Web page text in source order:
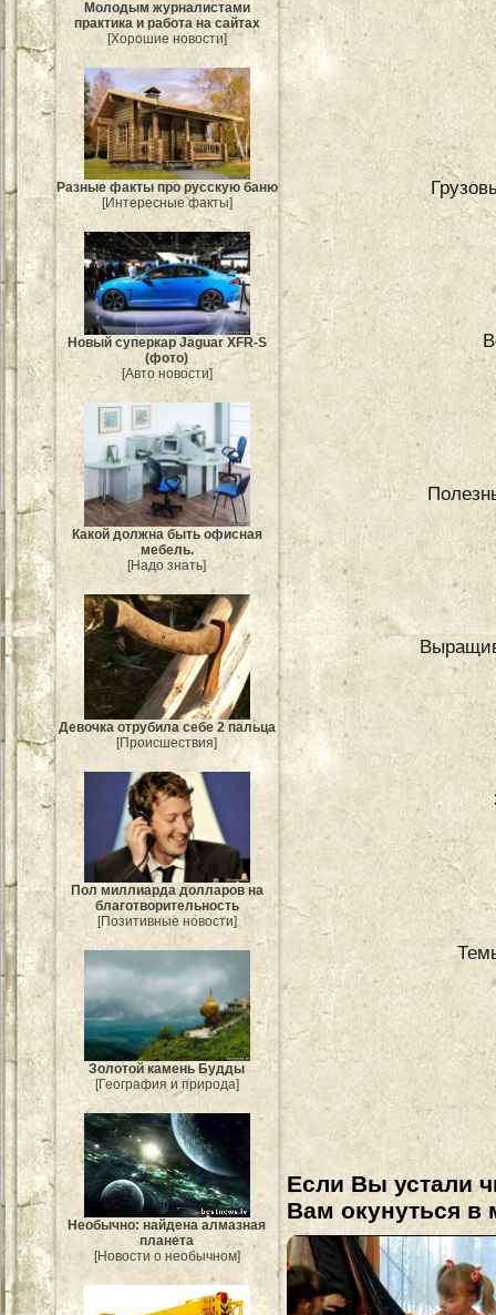
Молодым журналистами
практика и работа на сайтах
[Хорошие новости]
Разные факты про русскую баню
[Интересные факты]
Новый суперкар Jaguar XFR-S
(фото)
[Авто новости]
Какой должна быть офисная
мебель.
[Надо знать]
Девочка отрубила себе 2 пальца
[Происшествия]
Пол миллиарда долларов на
благотворительность
[Позитивные новости]
Золотой камень Будды
[География и природа]
Необычно: найдена алмазная
планета
[Новости о необычном]
Если Вы устали
Вам окунуться в